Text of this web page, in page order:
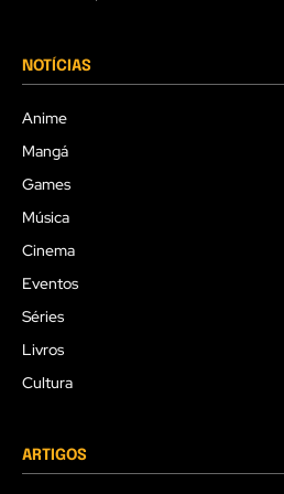
NOTÍCIAS
Anime
Mangá
Games
Música
Cinema
Eventos
Séries
Livros
Cultura
ARTIGOS